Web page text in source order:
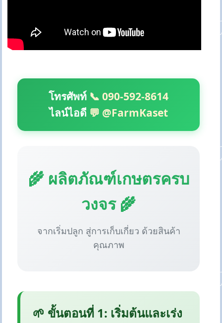
โทรศัพท์ 📞 090-592-8614
ไลน์ไอดี 💬 @FarmKaset
🌾 ผลิตภัณฑ์เกษตรครบ
วงจร 🌾
จากเริ่มปลูก สู่การเก็บเกี่ยว ด้วยสินค้า
คุณภาพ
🌱 ขั้นตอนที่ 1: เริ่มต้นและเร่ง